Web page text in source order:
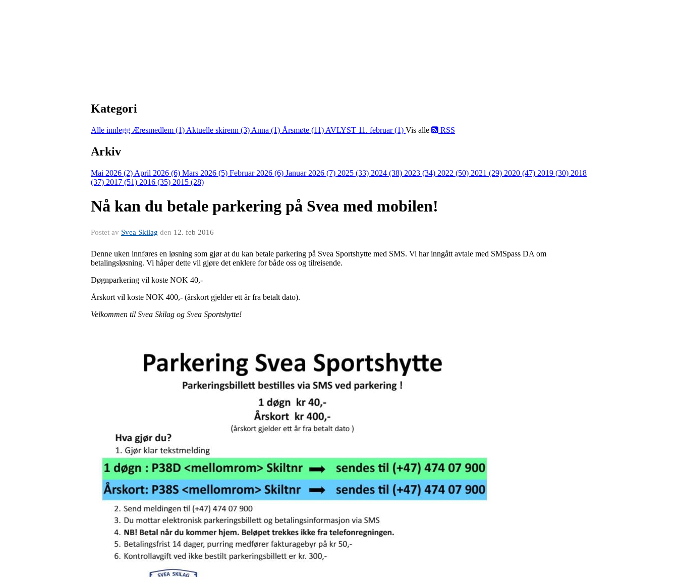
Kategori
Alle innlegg Æresmedlem (1) Aktuelle skirenn (3) Anna (1) Årsmøte (11) AVLYST 11. februar (1) Vis alle RSS
Arkiv
Mai 2026 (2) April 2026 (6) Mars 2026 (5) Februar 2026 (6) Januar 2026 (7) 2025 (33) 2024 (38) 2023 (34) 2022 (50) 2021 (29) 2020 (47) 2019 (30) 2018
(37) 2017 (51) 2016 (35) 2015 (28)
Nå kan du betale parkering på Svea med mobilen!
Postet av Svea Skilag den 12. feb 2016
Denne uken innføres en løsning som gjør at du kan betale parkering på Svea Sportshytte med SMS. Vi har inngått avtale med SMSpass DA om
betalingsløsning. Vi håper dette vil gjøre det enklere for både oss og tilreisende.
Døgnparkering vil koste NOK 40,-
Årskort vil koste NOK 400,- (årskort gjelder ett år fra betalt dato).
Velkommen til Svea Skilag og Svea Sportshytte!